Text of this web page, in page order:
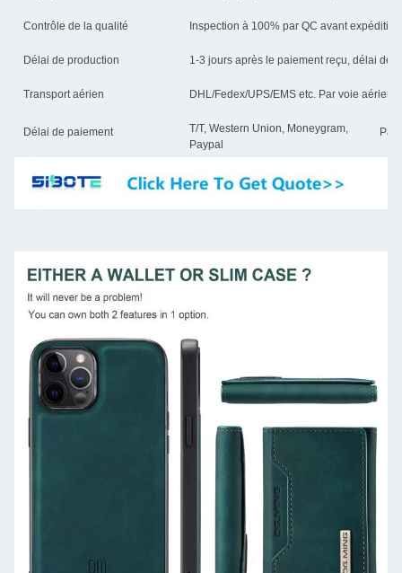
Contrôle de la qualité Inspection à 100% par QC avant expédition
Délai de production 1-3 jours après le paiement reçu, délai de
Transport aérien DHL/Fedex/UPS/EMS etc. Par voie
Délai de paiement
T/T, Western Union, Moneygram,
Paypal